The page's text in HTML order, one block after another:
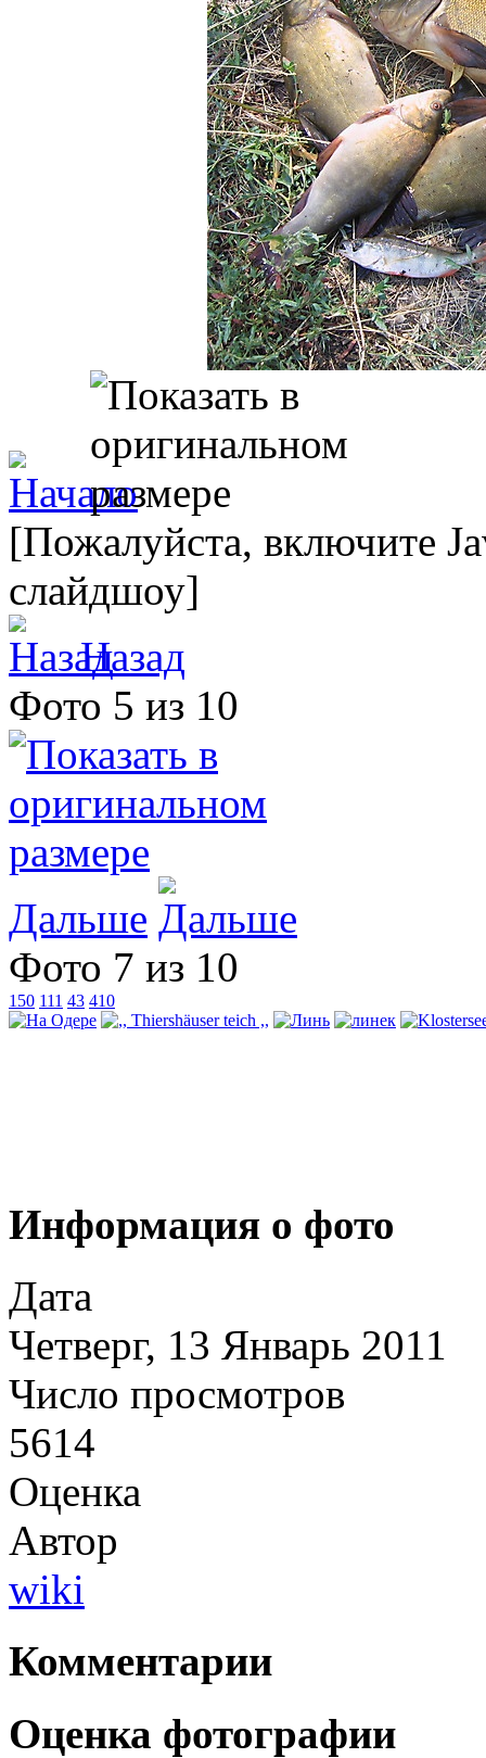
[Пожалуйста, включите
слайдшоу]
Назад
Фото 5 из 10
Дальше
Фото 7 из 10
150 111 43 410
Информация о фото
Дата
Четверг, 13 Январь 2011
Число просмотров
5614
Оценка
Автор
wiki
Комментарии
Оценка фотографии